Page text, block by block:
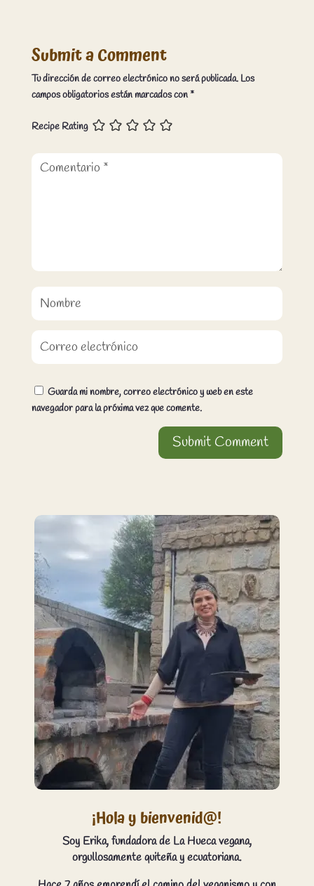
Submit a Comment
Tu dirección de correo electrónico no será publicada. Los
campos obligatorios están marcados con *
Recipe Rating
Guarda mi nombre, correo electrónico y web en este
navegador para la próxima vez que comente.
Submit Comment
¡Hola y bienvenid@!
Soy Erika, fundadora de La Hueca vegana,
orgullosamente quiteña y ecuatoriana.